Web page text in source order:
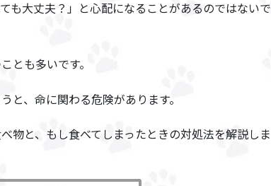
も大丈夫？」と心配になることがあるのではないで
とも多いです。
と、命に関わる危険があります。
物と、もし食べてしまったときの対処法を解説しま